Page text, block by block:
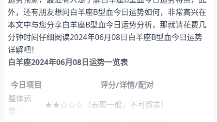
外，还有朋友想问白羊座B型血今日运势如何，非常高兴在
本文中与您分享白羊座B型血今日运势分析，那就请花费几
分钟时间仔细阅读2024年06月08日白羊座B型血今日运势
详解吧！
白羊座2024年06月08日运势一览表
今日项目
评分/详情/配对
整体运
势：
★★☆☆☆（表现一般，不可懈怠）